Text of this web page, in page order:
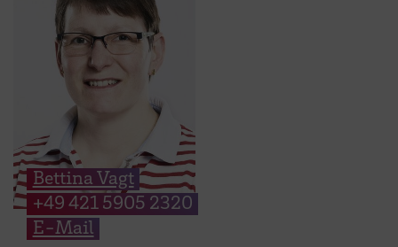
Bettina Vagt
+49 421 5905 2320
E-Mail